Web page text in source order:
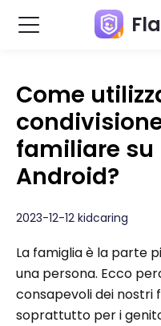
Come
familiare su
Android?
2023-12-12 kidcaring
La famiglia è la parte
una persona. Ecco
consapevoli dei nostri
soprattutto per i